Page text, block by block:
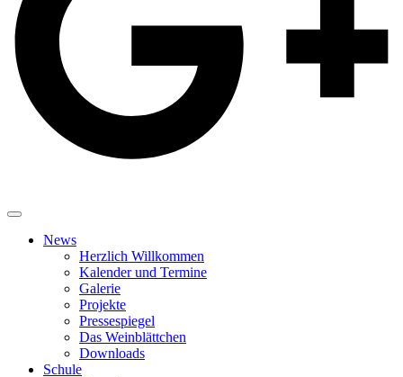
News
Herzlich Willkommen
Kalender und Termine
Galerie
Projekte
Pressespiegel
Das Weinblättchen
Downloads
Schule